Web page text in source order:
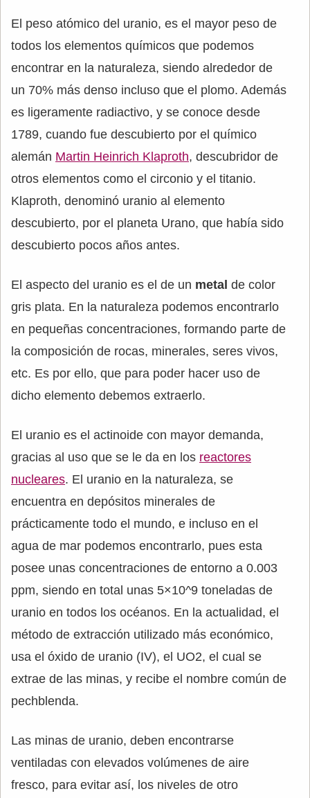
El peso atómico del uranio, es el mayor peso de
todos los elementos químicos que podemos
encontrar en la naturaleza, siendo alrededor de
un 70% más denso incluso que el plomo. Además
es ligeramente radiactivo, y se conoce desde
1789, cuando fue descubierto por el químico
alemán Martin Heinrich Klaproth, descubridor de
otros elementos como el circonio y el titanio.
Klaproth, denominó uranio al elemento
descubierto, por el planeta Urano, que había sido
descubierto pocos años antes.
El aspecto del uranio es el de un metal de color
gris plata. En la naturaleza podemos encontrarlo
en pequeñas concentraciones, formando parte de
la composición de rocas, minerales, seres vivos,
etc. Es por ello, que para poder hacer uso de
dicho elemento debemos extraerlo.
El uranio es el actinoide con mayor demanda,
gracias al uso que se le da en los reactores
nucleares. El uranio en la naturaleza, se
encuentra en depósitos minerales de
prácticamente todo el mundo, e incluso en el
agua de mar podemos encontrarlo, pues esta
posee unas concentraciones de entorno a 0.003
ppm, siendo en total unas 5×10^9 toneladas de
uranio en todos los océanos. En la actualidad, el
método de extracción utilizado más económico,
usa el óxido de uranio (IV), el UO2, el cual se
extrae de las minas, y recibe el nombre común de
pechblenda.
Las minas de uranio, deben encontrarse
ventiladas con elevados volúmenes de aire
fresco, para evitar así, los niveles de otro